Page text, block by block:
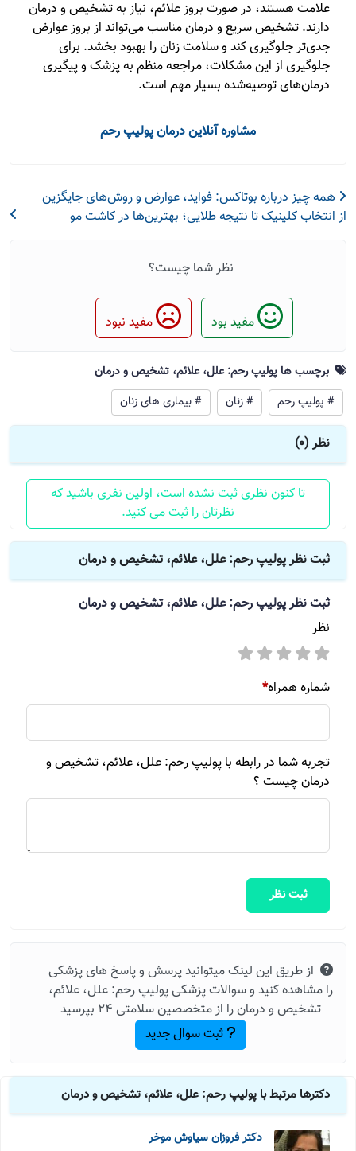
علامت هستند، در صورت بروز علائم، نیاز به تشخیص و درمان
دارند. تشخیص سریع و درمان مناسب می‌تواند از بروز عوارض
جدی‌تر جلوگیری کند و سلامت زنان را بهبود بخشد. برای
جلوگیری از این مشکلات، مراجعه منظم به پزشک و پیگیری
درمان‌های توصیه‌شده بسیار مهم است.
مشاوره آنلاین درمان پولیپ رحم
همه چیز درباره بوتاکس: فواید، عوارض و روش‌های جایگزین
از انتخاب کلینیک تا نتیجه طلایی؛ بهترین‌ها در کاشت مو
نظر شما چیست؟
مفید بود مفید نبود
برچسب ها پولیپ رحم: علل، علائم، تشخیص و درمان
# پولیپ رحم
# زنان # بیماری های زنان
نظر (0)
تا کنون نظری ثبت نشده است، اولین نفری باشید که
نظرتان را ثبت می کنید.
ثبت نظر پولیپ رحم: علل، علائم، تشخیص و درمان
ثبت نظرپولیپ رحم: علل، علائم، تشخیص و درمان
نظر
شماره همراه*
تجربه شما در رابطه با پولیپ رحم: علل، علائم، تشخیص و
درمان چیست ؟
ثبت نظر
از طریق این لینک میتوانید پرسش و پاسخ های پزشکی
را مشاهده کنید و سوالات پزشکی پولیپ رحم: علل، علائم،
تشخیص و درمان را از متخصصین سلامتی 24 بپرسید
ثبت سوال جدید
دکترها مرتبط با پولیپ رحم: علل، علائم، تشخیص و درمان
دکتر فروزان سیاوش موخر